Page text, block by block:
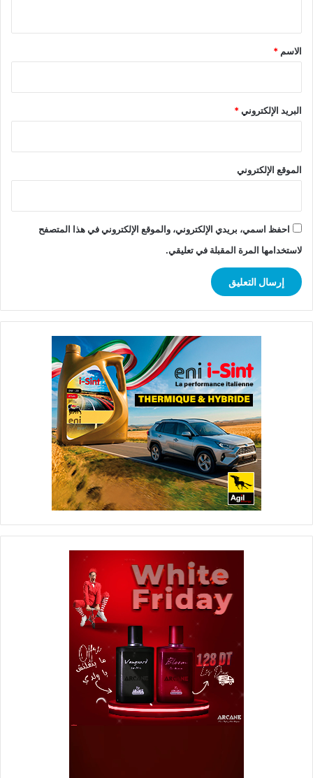
*
الاسم *
البريد الإلكتروني*
الموقع الإلكتروني
احفظ اسمي، بريدي الإلكتروني، والموقع الإلكتروني في هذا المتصفح
لاستخدامها المرة المقبلة في تعليقي.